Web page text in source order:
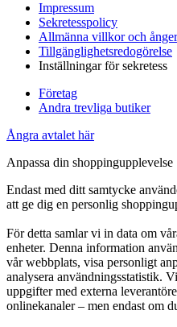
Impressum
Sekretesspolicy
Allmänna villkor och
Tillgänglighetsredogörelse
Inställningar för sekretess
Företag
Andra trevliga butiker
Ångra avtalet här
Anpassa din shoppingupplevelse
Endast med ditt samtycke
att ge dig en personlig
För detta samlar vi in data om
enheter. Denna information
vår webbplats, visa personligt
analysera användningsstatistik.
uppgifter med externa
onlinekanaler – men endast om